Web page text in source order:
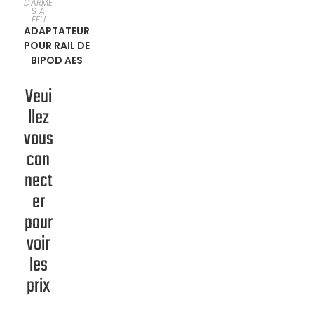
ONNER
UNE
OPTION
D'ARME
S À
FEU
ADAPTATEUR
POUR RAIL DE
BIPOD AES
Veui
llez
vous
con
nect
er
pour
voir
les
prix